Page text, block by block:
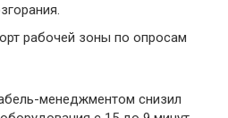
рабочей зоны по опросам
менеджментом снизил